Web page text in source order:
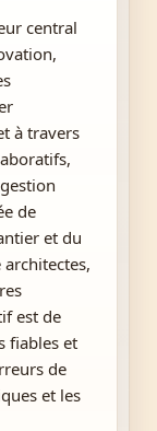
central
à travers
de
et du
est de
fiables et
de
et les